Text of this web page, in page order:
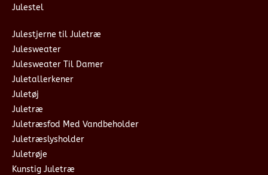
Julestel
Julestjerne til Juletræ
Julesweater
Julesweater Til Damer
Juletallerkener
Juletøj
Juletræ
Juletræsfod Med Vandbeholder
Juletræslysholder
Juletrøje
Kunstig Juletræ